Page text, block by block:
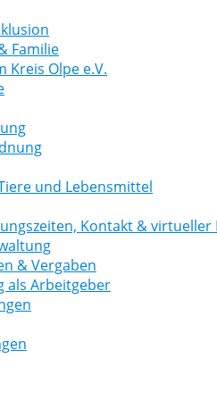
Familie
Kreis Olpe e.V.
und Lebensmittel
Kontakt & virtueller
& Vergaben
als Arbeitgeber